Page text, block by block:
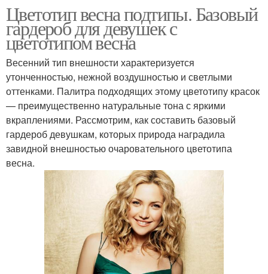
Цветотип весна подтипы. Базовый
гардероб для девушек с
цветотипом весна
Весенний тип внешности характеризуется
утонченностью, нежной воздушностью и светлыми
оттенками. Палитра подходящих этому цветотипу красок
— преимущественно натуральные тона с яркими
вкраплениями. Рассмотрим, как составить базовый
гардероб девушкам, которых природа наградила
завидной внешностью очаровательного цветотипа
весна.